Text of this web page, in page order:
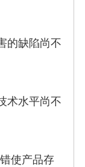
缺陷尚不
水平尚不
使产品存